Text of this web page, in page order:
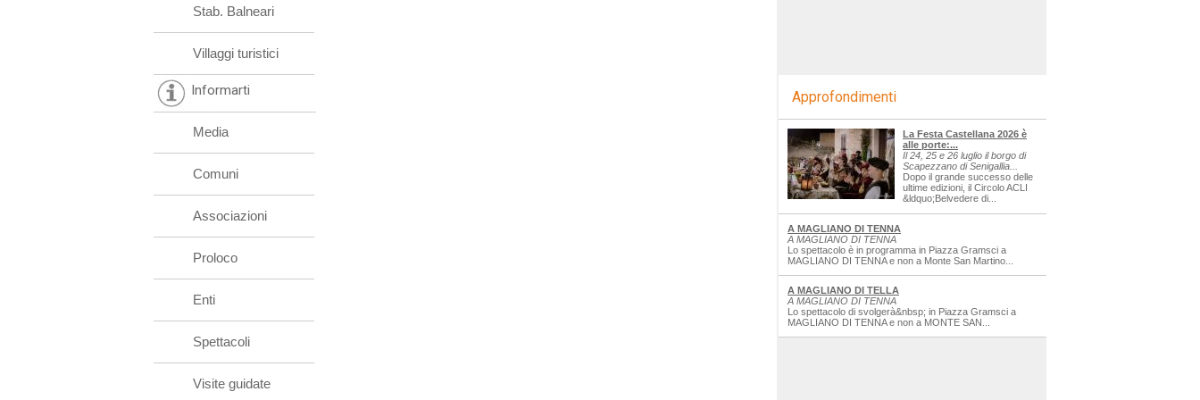
Stab. Balneari
Villaggi turistici
Informarti
Media
Comuni
Associazioni
Proloco
Enti
Spettacoli
Visite guidate
Approfondimenti
La Festa Castellana 2026 è
alle porte:...
Il 24, 25 e 26 luglio il borgo di
Scapezzano di Senigallia...
Dopo il grande successo delle
ultime edizioni, il Circolo ACLI
&ldquo;Belvedere di...
A MAGLIANO DI TENNA
A MAGLIANO DI TENNA
Lo spettacolo è in programma in Piazza Gramsci a
MAGLIANO DI TENNA e non a Monte San Martino...
A MAGLIANO DI TELLA
A MAGLIANO DI TENNA
Lo spettacolo di svolgerà&nbsp; in Piazza Gramsci a
MAGLIANO DI TENNA e non a MONTE SAN...